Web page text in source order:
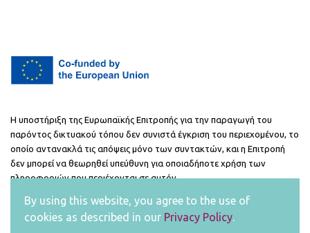
Η υποστήριξη της Ευρωπαϊκής Επιτροπής για την παραγωγή του
παρόντος δικτυακού τόπου δεν συνιστά έγκριση του περιεχομένου, το
οποίο αντανακλά τις απόψεις μόνο των συντακτών, και η Επιτροπή
δεν μπορεί να θεωρηθεί υπεύθυνη για οποιαδήποτε χρήση των
πληροφοριών που περιέχονται σε αυτόν.
Copyright ©2026 |Privacy
By using this website, you agree to the use of
cookies as described in our Privacy Policy.